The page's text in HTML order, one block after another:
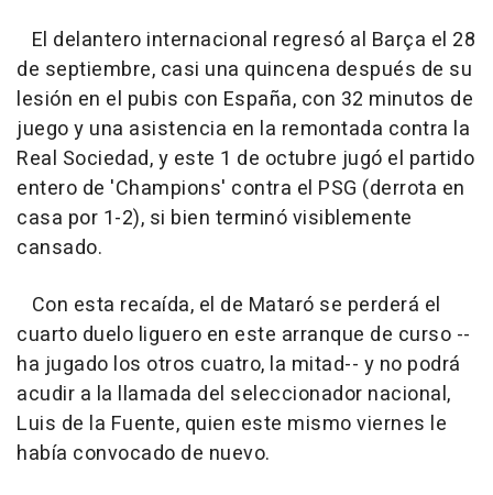
El delantero internacional regresó al Barça el 28
de septiembre, casi una quincena después de su
lesión en el pubis con España, con 32 minutos de
juego y una asistencia en la remontada contra la
Real Sociedad, y este 1 de octubre jugó el partido
entero de 'Champions' contra el PSG (derrota en
casa por 1-2), si bien terminó visiblemente
cansado.
Con esta recaída, el de Mataró se perderá el
cuarto duelo liguero en este arranque de curso --
ha jugado los otros cuatro, la mitad-- y no podrá
acudir a la llamada del seleccionador nacional,
Luis de la Fuente, quien este mismo viernes le
había convocado de nuevo.